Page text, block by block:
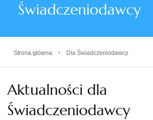
Świadczeniodawcy
Strona główna › Dla Świadczeniodawcy
Aktualności dla
Świadczeniodawcy